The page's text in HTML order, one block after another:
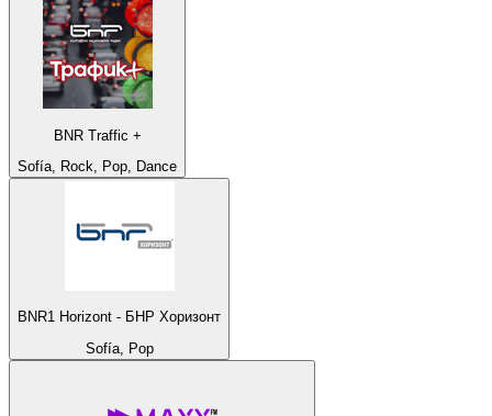
BNR Traffic +
Sofía, Rock, Pop, Dance
BNR1 Horizont - БНР Хоризонт
Sofía, Pop